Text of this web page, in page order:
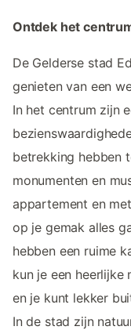
Ontdek het
De Gelderse stad
genieten van een
In het centrum zijn
betrekking hebben
monumenten en
appartement en
op je gemak alles
hebben een ruime
kun je een heerlijke
en je kunt lekker
In de stad zijn